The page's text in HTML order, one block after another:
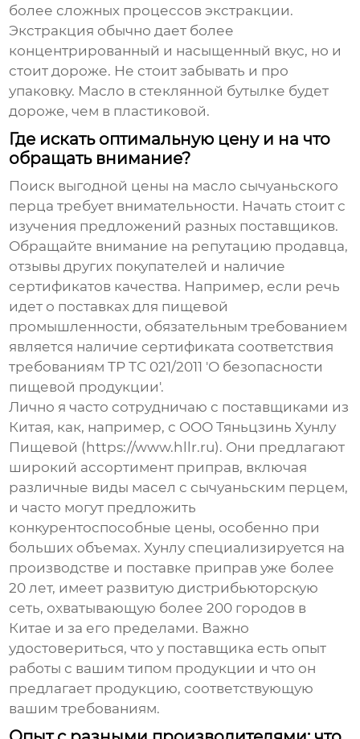
более сложных процессов экстракции.
Экстракция обычно дает более
концентрированный и насыщенный вкус, но и
стоит дороже. Не стоит забывать и про
упаковку. Масло в стеклянной бутылке будет
дороже, чем в пластиковой.
Где искать оптимальную цену и на что
обращать внимание?
Поиск выгодной цены на масло сычуаньского
перца требует внимательности. Начать стоит с
изучения предложений разных поставщиков.
Обращайте внимание на репутацию продавца,
отзывы других покупателей и наличие
сертификатов качества. Например, если речь
идет о поставках для пищевой
промышленности, обязательным требованием
является наличие сертификата соответствия
требованиям ТР ТС 021/2011 'О безопасности
пищевой продукции'.
Лично я часто сотрудничаю с поставщиками из
Китая, как, например, с ООО Тяньцзинь Хунлу
Пищевой (https://www.hllr.ru). Они предлагают
широкий ассортимент приправ, включая
различные виды масел с сычуаньским перцем,
и часто могут предложить
конкурентоспособные цены, особенно при
больших объемах. Хунлу специализируется на
производстве и поставке приправ уже более
20 лет, имеет развитую дистрибьюторскую
сеть, охватывающую более 200 городов в
Китае и за его пределами. Важно
удостовериться, что у поставщика есть опыт
работы с вашим типом продукции и что он
предлагает продукцию, соответствующую
вашим требованиям.